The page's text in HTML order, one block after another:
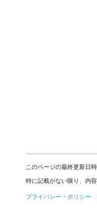
このページの最終更新日
特に記載がない限り、内
プライバシー・ポリシー